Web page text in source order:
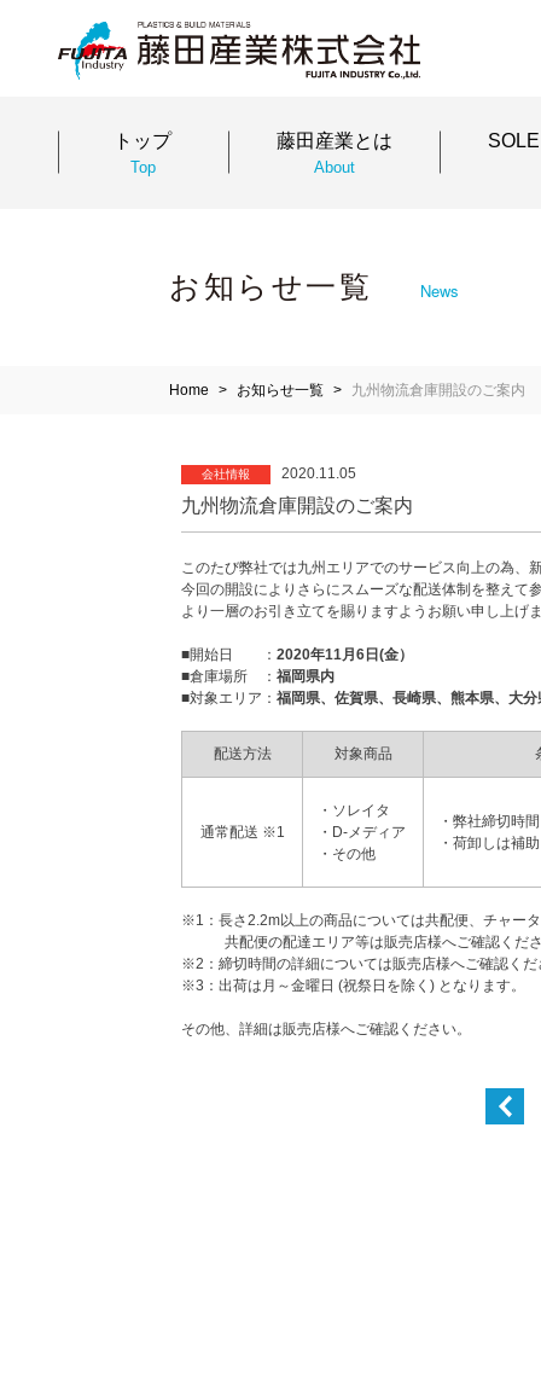
トップ
Top
藤田産業とは
About
お知らせ一覧 News
Home お知らせ一覧 九州物流倉庫開設のご案内
会社情報 2020.11.05
九州物流倉庫開設のご案内
このたび弊社では九州エリアでのサービス向上の為、
今回の開設によりさらにスムーズな配送体制を整えて
より一層のお引き立てを賜りますようお願い申し上げ
■開始日 ： 2020年11月6日(金）
■倉庫場所 ： 福岡県内
■対象エリア： 福岡県、佐賀県、長崎県、熊本県、大
配送方法 対象商品
通常配送 ※1
・ソレイタ
・D-メディア
・その他
・弊社締切時
・荷卸しは補
※1：長さ2.2m以上の商品については共配便、チャー
共配便の配達エリア等は販売店様へご確認くだ
※2：締切時間の詳細については販売店様へご確認くだ
※3：出荷は月～金曜日 (祝祭日を除く) となります。
その他、詳細は販売店様へご確認ください。